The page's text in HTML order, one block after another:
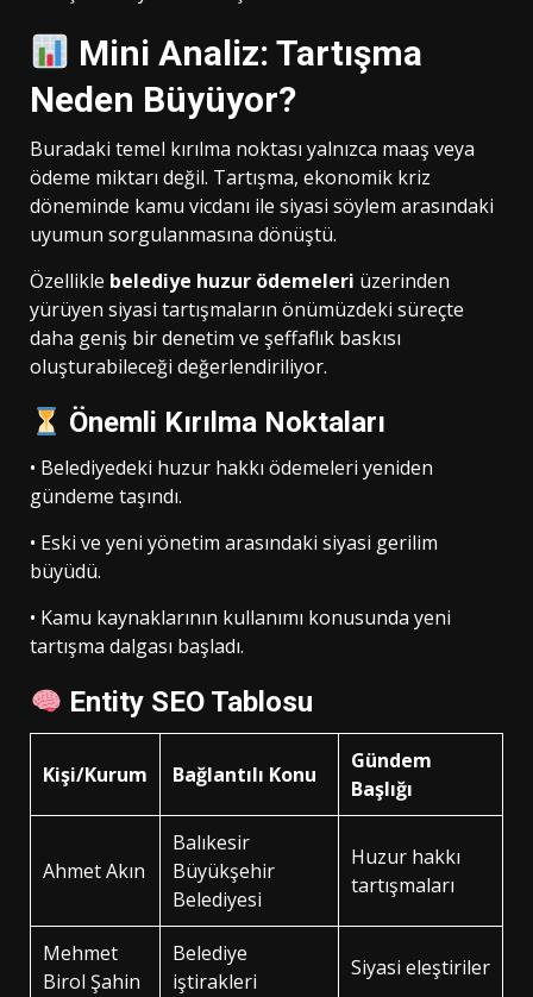
Mini Analiz: Tartışma
Neden Büyüyor?
Buradaki temel kırılma noktası yalnızca maaş veya
ödeme miktarı değil. Tartışma, ekonomik kriz
döneminde kamu vicdanı ile siyasi söylem arasındaki
uyumun sorgulanmasına dönüştü.
Özellikle belediye huzur ödemeleri üzerinden
yürüyen siyasi tartışmaların önümüzdeki süreçte
daha geniş bir denetim ve şeffaflık baskısı
oluşturabileceği değerlendiriliyor.
Önemli Kırılma Noktaları
• Belediyedeki huzur hakkı ödemeleri yeniden
gündeme taşındı.
• Eski ve yeni yönetim arasındaki siyasi gerilim
büyüdü.
• Kamu kaynaklarının kullanımı konusunda yeni
tartışma dalgası başladı.
Entity SEO Tablosu
Kişi/Kurum Bağlantılı Konu
Gündem
Başlığı
Ahmet Akın
Balıkesir
Büyükşehir
Belediyesi
Huzur hakkı
tartışmaları
Mehmet
Birol Şahin
Belediye
iştirakleri
Siyasi eleştiriler